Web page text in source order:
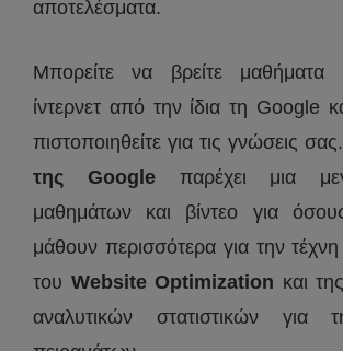
αποτελέσματα.
Μπορείτε να βρείτε
ίντερνετ από την ίδια τη Google
πιστοποιηθείτε για τις γνώσεις
της Googleπαρέχει μια
μαθημάτων και βίντεο για
μάθουν περισσότερα για την τέχνη
του Website Optimization και
αναλυτικών στατιστικών για